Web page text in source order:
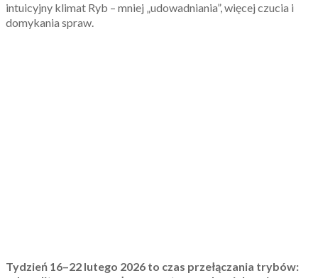
intuicyjny klimat Ryb – mniej „udowadniania”, więcej czucia i
domykania spraw.
Tydzień 16–22 lutego 2026 to czas przełączania trybów: